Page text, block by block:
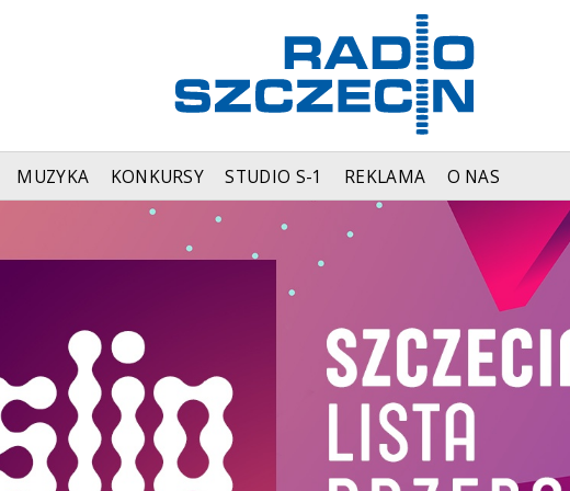
MUZYKA KONKURSY STUDIO S-1 REKLAMA O NAS